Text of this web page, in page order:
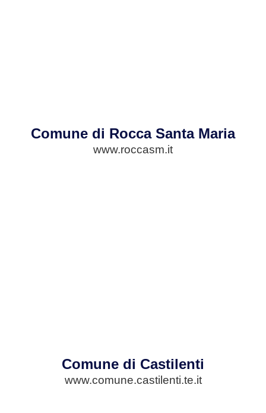
Comune di Rocca Santa Maria
www.roccasm.it
Comune di Castilenti
www.comune.castilenti.te.it